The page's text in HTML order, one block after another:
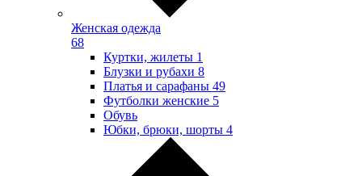
Женская одежда
68
Куртки, жилеты 1
Блузки и рубахи 8
Платья и сарафаны 49
Футболки женские 5
Обувь
Юбки, брюки, шорты 4